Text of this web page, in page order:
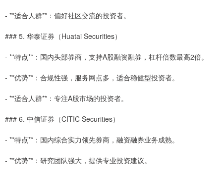
- **适合人群**：偏好社区交流的投资者。
### 5. 华泰证券（Huatai Securities）
- **特点**：国内头部券商，支持A股融资融券，杠杆倍数最高2倍。
- **优势**：合规性强，服务网点多，适合稳健型投资者。
- **适合人群**：专注A股市场的投资者。
### 6. 中信证券（CITIC Securities）
- **特点**：国内综合实力领先券商，融资融券业务成熟。
- **优势**：研究团队强大，提供专业投资建议。